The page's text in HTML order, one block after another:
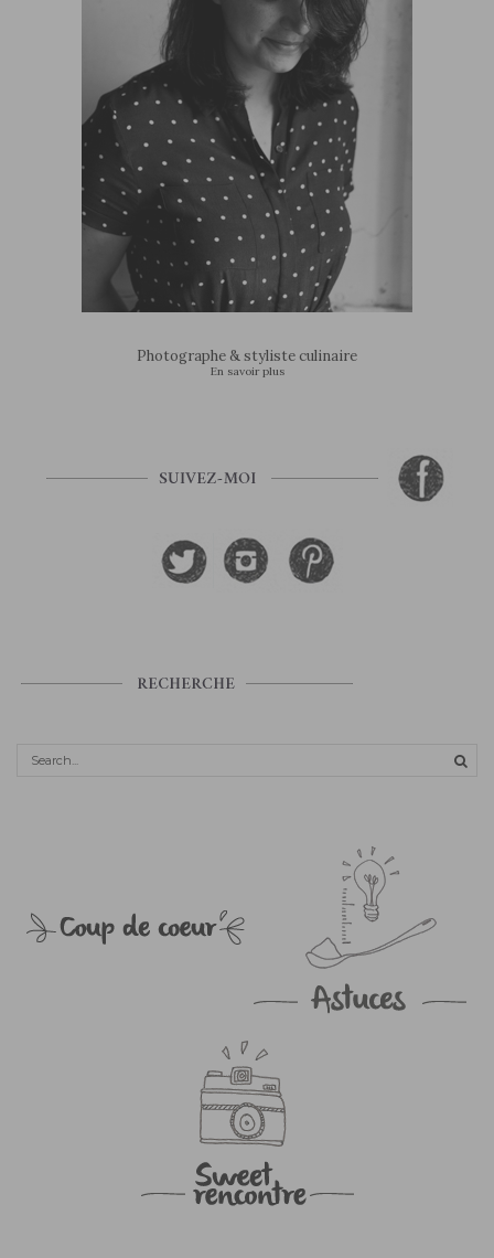
Photographe & styliste culinaire
En savoir plus